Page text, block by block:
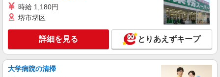
アルバイト パート
株式会社HITOWA フードサービスカンパニー
福祉施設での調理補助【アルバイト・パート】
時給1,280円以上 ※経験によりスタート時給は
変動します。 ※AP評価制度：あり 年1回の評価
志）：あり 年2回。勤続年数により金額UP。
チャームスイート世田谷上馬 （東京都世田谷
時給 1,180円
堺市堺区
詳細を見る とりあえずキープ
大学病院の清掃